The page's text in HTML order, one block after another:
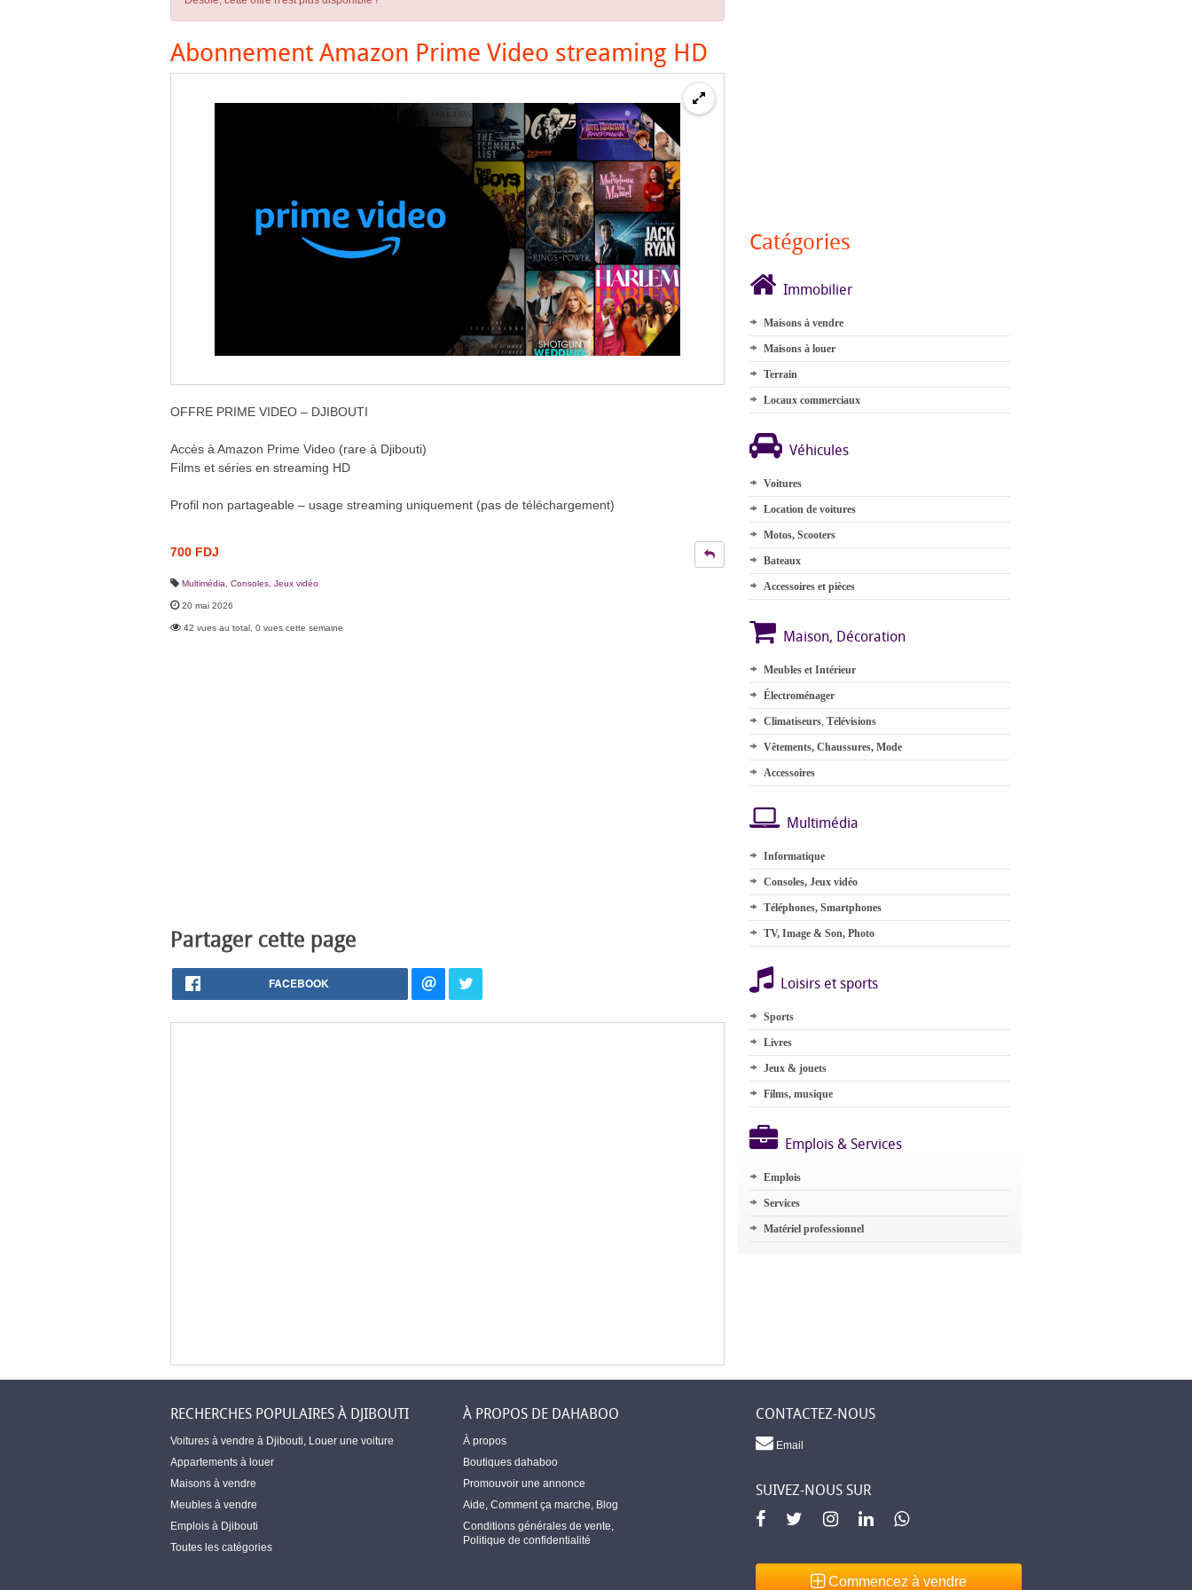
Abonnement Amazon Prime Video streaming HD
OFFRE PRIME VIDEO – DJIBOUTI
Accès à Amazon Prime Video (rare à Djibouti)
Films et séries en streaming HD
Profil non partageable – usage streaming uniquement (pas de téléchargement)
700 FDJ
Multimédia Consoles, Jeux vidéo
20 mai 2026
42 vues au total, 0 vues cette semaine
Partager cette page
FACEBOOK
Catégories
Immobilier
Maisons à vendre
Maisons à louer
Terrain
Locaux commerciaux
Véhicules
Voitures
Location de voitures
Motos, Scooters
Bateaux
Accessoires et pièces
Maison, Décoration
Meubles et Intérieur
Électroménager
Climatiseurs, Télévisions
Vêtements, Chaussures, Mode
Accessoires
Multimédia
Informatique
Consoles, Jeux vidéo
Téléphones, Smartphones
TV, Image & Son, Photo
Loisirs et sports
Sports
Livres
Jeux & jouets
Films, musique
Emplois & Services
Emplois
Services
Matériel professionnel
RECHERCHES POPULAIRES À DJIBOUTI
Voitures à vendre à Djibouti Louer une voiture
Appartements à louer
Maisons à vendre
Meubles à vendre
Emplois à Djibouti
Toutes les catégories
À PROPOS DE DAHABOO
À propos
Boutiques dahaboo
Promouvoir une annonce
Aide Comment ça marche Blog
Conditions générales de vente
Politique de confidentialité
CONTACTEZ-NOUS
Email
SUIVEZ-NOUS SUR
Commencez à vendre